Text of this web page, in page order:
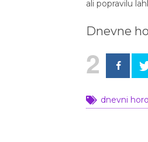
ali popravilu
Dnevne
2
dnevni